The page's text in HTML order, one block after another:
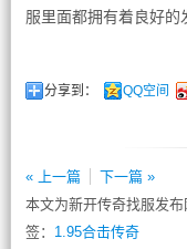
服里面都拥有着良好的
分享到： QQ空间
« 上一篇
下一篇 »
本文为新开传奇找服发
签： 1.95合击传奇